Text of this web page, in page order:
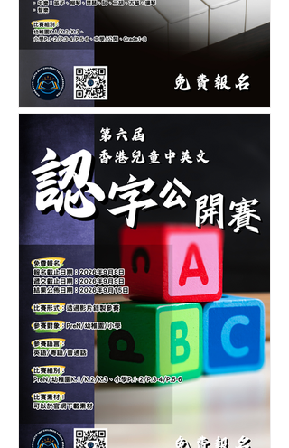
第十二屆香港青少年及兒童
音樂大賽-音樂比賽-鋼琴比
賽-管弦樂比賽